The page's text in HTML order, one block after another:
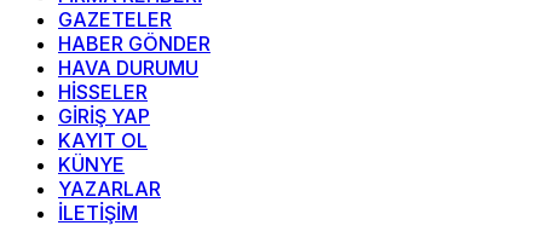
GAZETELER
HABER GÖNDER
HAVA DURUMU
HİSSELER
GİRİŞ YAP
KAYIT OL
KÜNYE
YAZARLAR
İLETİŞİM